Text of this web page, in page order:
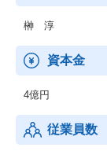
榊 淳
資本金
4億円
従業員数